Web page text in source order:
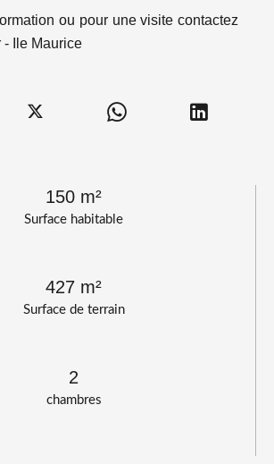
Surface habitable
150 m²
Surface de terrain
427 m²
chambres
2
ou pour une visite contactez
- Ile Maurice